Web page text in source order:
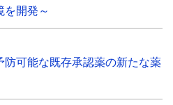
を開発～
可能な既存承認薬の新たな薬